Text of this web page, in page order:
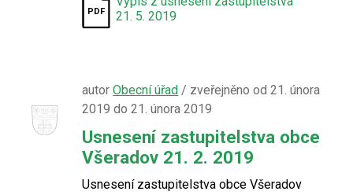
21. 5. 2019
autorObecní úřad / zveřejněno od 21. února
2019 do 21. února 2019
Usnesení zastupitelstva obce
Všeradov 21. 2. 2019
Usnesení zastupitelstva obce Všeradov